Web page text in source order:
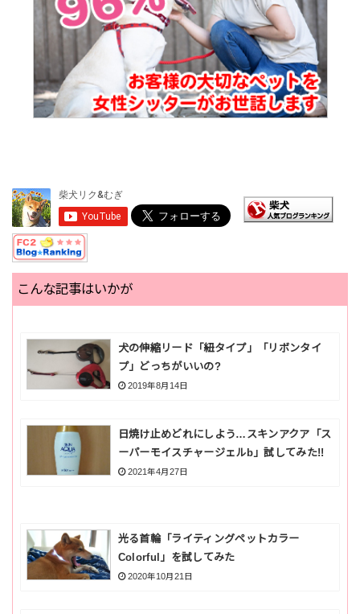
こんな記事はいかが
犬の伸縮リード「紐タイプ」「リボンタイ
プ」どっちがいいの?
2019年8月14日
日焼け止めどれにしよう…スキンアクア「ス
ーパーモイスチャージェルb」試してみた!!
2021年4月27日
光る首輪「ライティングペットカラー
Colorful」を試してみた
2020年10月21日